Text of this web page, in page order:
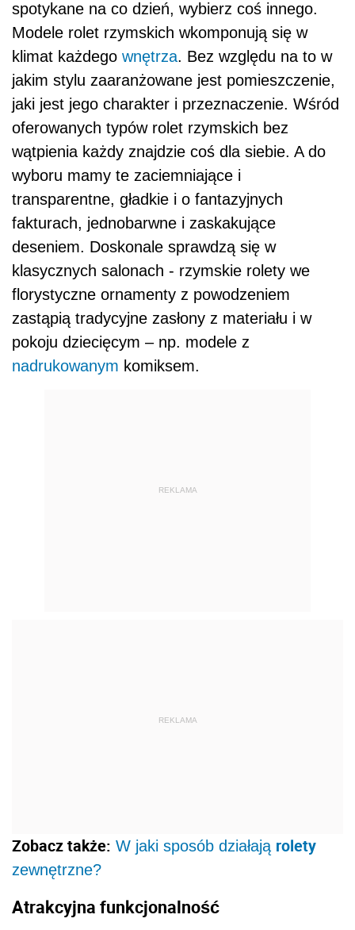
spotykane na co dzień, wybierz coś innego.
Modele rolet rzymskich wkomponują się w
klimat każdego wnętrza. Bez względu na to w
jakim stylu zaaranżowane jest pomieszczenie,
jaki jest jego charakter i przeznaczenie. Wśród
oferowanych typów rolet rzymskich bez
wątpienia każdy znajdzie coś dla siebie. A do
wyboru mamy te zaciemniające i
transparentne, gładkie i o fantazyjnych
fakturach, jednobarwne i zaskakujące
deseniem. Doskonale sprawdzą się w
klasycznych salonach - rzymskie rolety we
florystyczne ornamenty z powodzeniem
zastąpią tradycyjne zasłony z materiału i w
pokoju dziecięcym – np. modele z
nadrukowanym komiksem.
REKLAMA
REKLAMA
Zobacz także: W jaki sposób działają rolety
zewnętrzne?
Atrakcyjna funkcjonalność